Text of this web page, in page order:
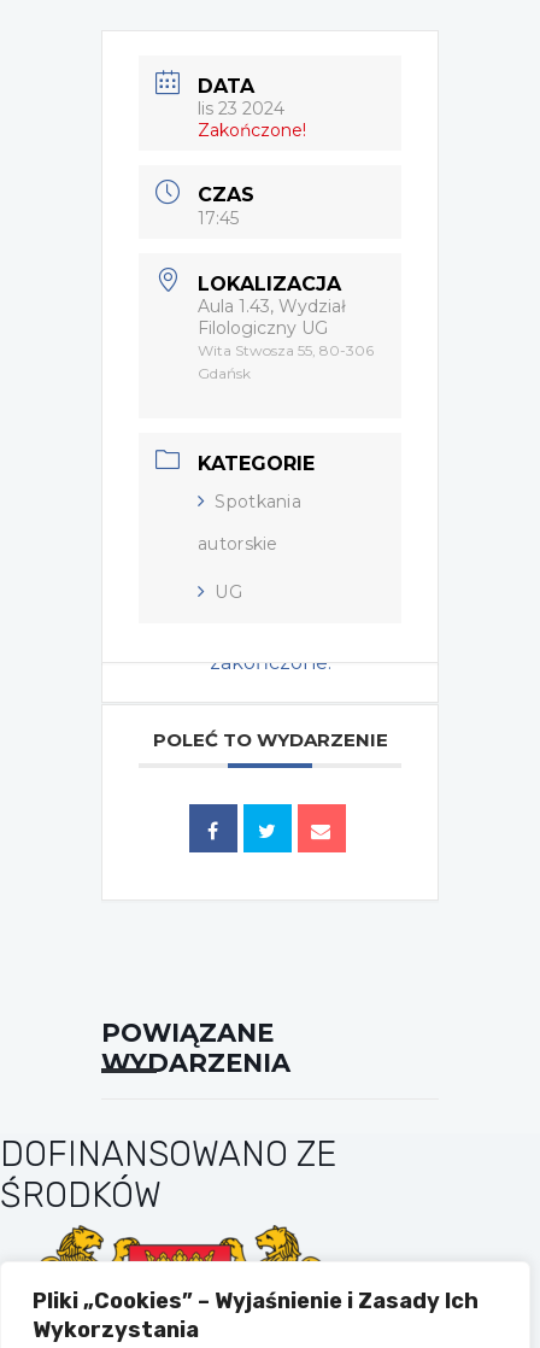
Pliki „Cookies” – Wyjaśnienie i Zasady Ich
Wykorzystania
DATA
lis 23 2024
Zakończone!
CZAS
17:45
LOKALIZACJA
Aula 1.43, Wydział
Filologiczny UG
Wita Stwosza 55, 80-306
Gdańsk
KATEGORIE
Spotkania
autorskie
UG
zakończone.
Tagi: ,
POLEĆ TO WYDARZENIE
POWIĄZANE
WYDARZENIA
DOFINANSOWANO ZE
ŚRODKÓW